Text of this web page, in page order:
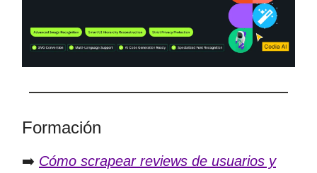
Formación
➡️ Cómo scrapear reviews de usuarios y